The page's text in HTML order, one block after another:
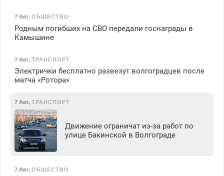
7 Авг, ОБЩЕСТВО
Родным погибших на СВО передали госнаграды в
Камышине
7 Авг, ТРАНСПОРТ
Электрички бесплатно развезут волгоградцев после
матча «Ротора»
7 Авг, ТРАНСПОРТ
Движение ограничат из-за работ по
улице Бакинской в Волгограде
7 Авг, ОБЩЕСТВО